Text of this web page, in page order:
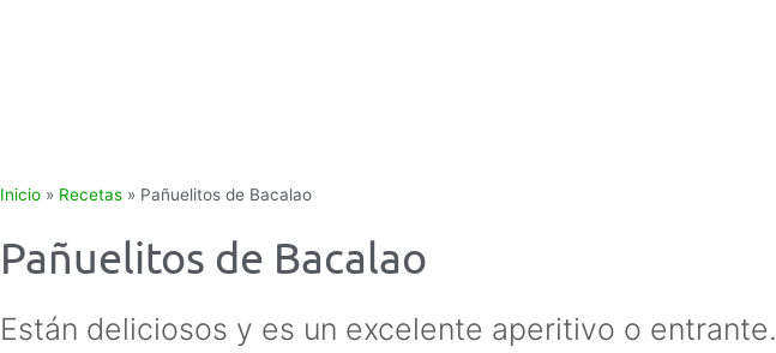
Inicio » Recetas » Pañuelitos de Bacalao
Pañuelitos de Bacalao
Están deliciosos y es un excelente aperitivo o entrante.